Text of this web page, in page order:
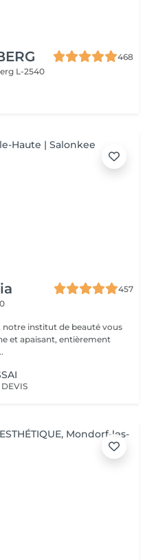
468
L-2540
457
notre institut de beauté vous
et apaisant, entièrement